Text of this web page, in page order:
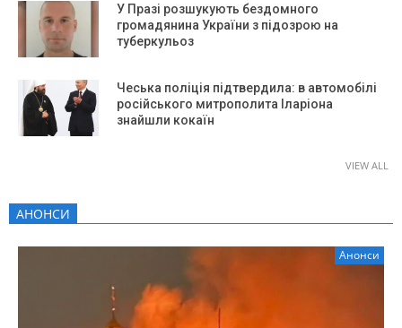
У Празі розшукують бездомного
громадянина України з підозрою на
туберкульоз
Чеська поліція підтвердила: в автомобілі
російського митрополита Іларіона
знайшли кокаїн
VIEW ALL
АНОНСИ
Анонси